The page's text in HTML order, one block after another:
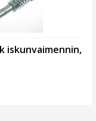
iskunvaimennin,